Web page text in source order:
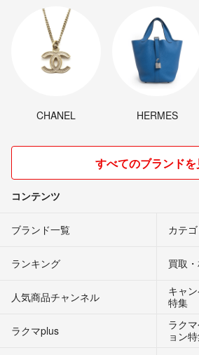
CHANEL HERMES
すべてのブランドを
コンテンツ
ブランド一覧 カテ
ランキング 買取
人気商品チャンネル
キャ
特集
ラクマplus
ラク
ョン